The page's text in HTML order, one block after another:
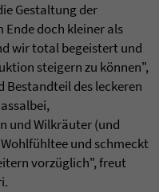
Gestaltung der
doch kleiner als
wir total begeistert und
steigern zu können",
Bestandteil des leckeren
und Wilkräuter (und
und schmeckt
vorzüglich", freut